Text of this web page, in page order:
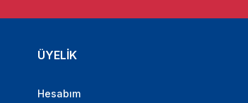
ÜYELİK
Hesabım